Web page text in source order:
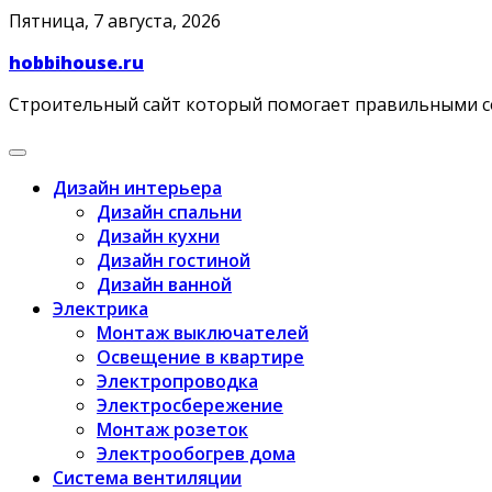
Skip
content
Пятница, 7 августа, 2026
hobbihouse.ru
Строительный сайт который помогает правильными
Дизайн интерьера
Дизайн спальни
Дизайн кухни
Дизайн гостиной
Дизайн ванной
Электрика
Монтаж выключателей
Освещение в квартире
Электропроводка
Электросбережение
Монтаж розеток
Электрообогрев дома
Система вентиляции